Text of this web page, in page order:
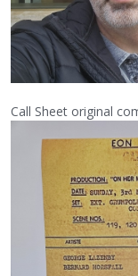
Call Sheet original